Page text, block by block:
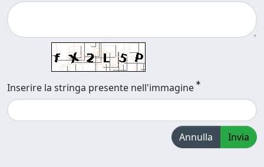
Inserire la stringa presente nell'immagine
Annulla Invia